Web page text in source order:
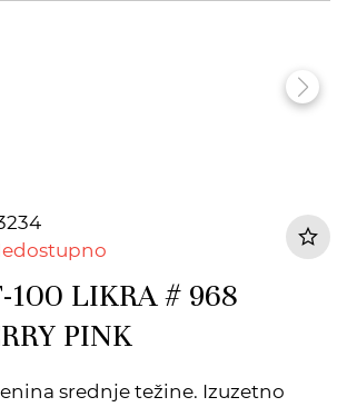
100 LIKRA # 968
PINK
srednje težine. Izuzetno